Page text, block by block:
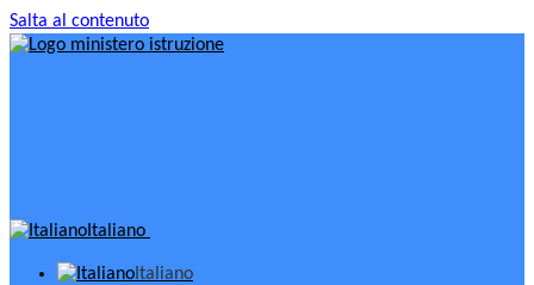
Salta al contenuto
Italiano
Italiano